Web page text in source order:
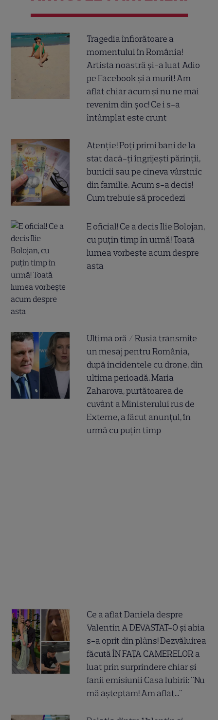
Tragedia înfiorătoare a
momentului în România!
Artista noastră și-a luat Adio
pe Facebook și a murit! Am
aflat chiar acum și nu ne mai
revenim din șoc! Ce i s-a
întâmplat este crunt
Atenție! Poți primi bani de la
stat dacă-ți îngrijești părinții,
bunicii sau pe cineva vârstnic
din familie. Acum s-a decis!
Cum trebuie să procedezi
E oficial! Ce a decis Ilie Bolojan,
cu puțin timp în urmă! Toată
lumea vorbește acum despre
asta
Ultima oră / Rusia transmite
un mesaj pentru România,
după incidentele cu drone, din
ultima perioadă. Maria
Zaharova, purtătoarea de
cuvânt a Ministerului rus de
Externe, a făcut anunțul, în
urmă cu puțin timp
Ce a aflat Daniela despre
Valentin A DEVASTAT-O și abia
s-a oprit din plâns! Dezvăluirea
făcută ÎN FAȚA CAMERELOR a
luat prin surprindere chiar și
fanii emisiunii Casa Iubirii: "Nu
mă așteptam! Am aflat..."